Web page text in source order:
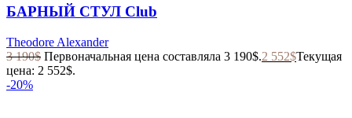
БАРНЫЙ СТУЛ Club
Theodore Alexander
3 190$ Первоначальная цена составляла 3 190$.2 552$Текущая
цена: 2 552$.
-20%